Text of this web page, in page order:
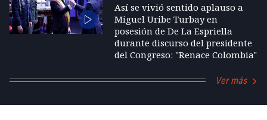
Así se vivió sentido aplauso a
Miguel Uribe Turbay en
posesión de De La Espriella
durante discurso del presidente
del Congreso: "Renace Colombia"
Ver más